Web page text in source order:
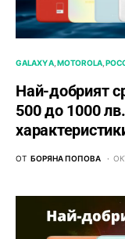
GALAXY A MOTOROLA
Най-добрият
500 до 1000
ОТ БОРЯНА ПОПОВА